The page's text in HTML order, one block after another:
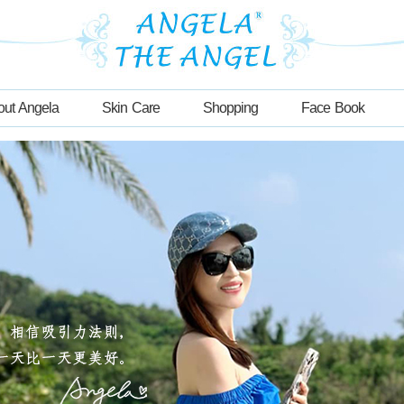
Angela Skin Care Shopping Face Book